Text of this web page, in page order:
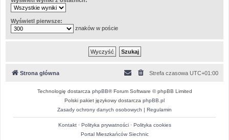
Wyświetl pierwsze:
znaków w poście
Strona główna Strefa czasowa UTC+01:00
Technologię dostarcza phpBB® Forum Software © phpBB Limited
Polski pakiet językowy dostarcza phpBB.pl
Zasady ochrony danych osobowych | Regulamin
Kontakt· Polityka prywatności· Polityka cookies
Portal Mieszkańców Siechnic